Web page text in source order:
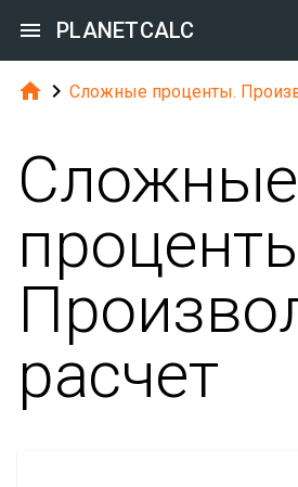
 PLANETCALC
  Сложные проценты.
Сложные
расчет